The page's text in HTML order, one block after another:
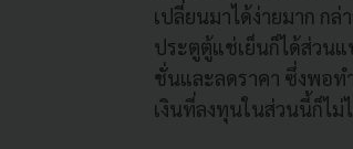
เปลี่ยนมาได้ง่ายมาก กล่
ประตูตู้แช่เย็นก็ได้ส่วน
ชั่นและลดราคา ซึ่งพอ
เงินที่ลงทุนในส่วนนี้ก็ไม่